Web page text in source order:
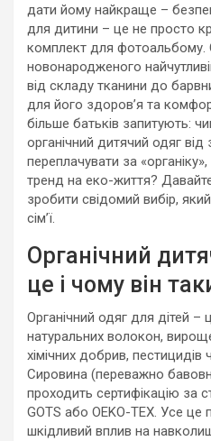
дати йому найкраще –
для дитини – це не просто
комплект для фотоальбому.
новонародженого
від складу тканини до
для його здоров’я та
більше батьків запитують:
органічний дитячий одяг
переплачувати за
тренд на еко-життя?
зробити свідомий вибір,
сім’ї.
Органічний
це і чому він
Органічний одяг для дітей –
натуральних волокон,
хімічних добрив, пестицидів
Сировина (переважно
проходить сертифікацію за
GOTS або OEKO-TEX. Усе це
шкідливий вплив на